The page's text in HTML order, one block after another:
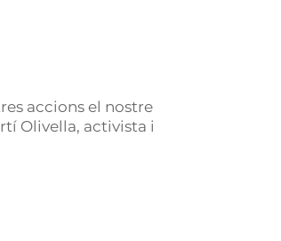
accions el nostre
Olivella, activista i